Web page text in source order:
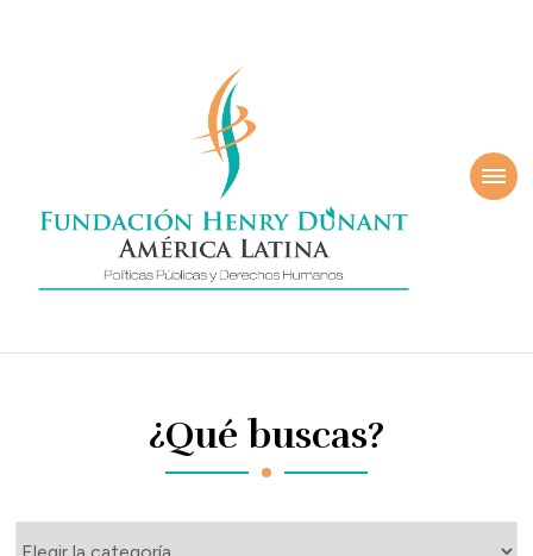
Henry
América Latina
¿Qué buscas?